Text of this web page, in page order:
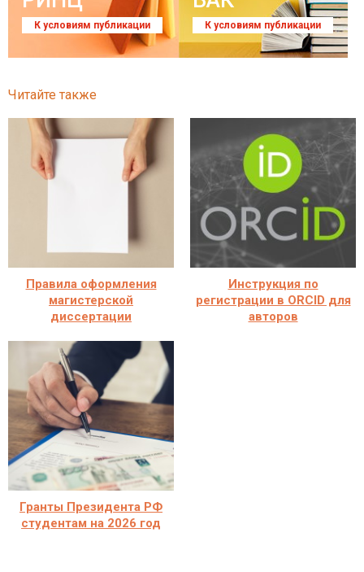
К условиям публикации К условиям публикации
Читайте также
Правила оформления
магистерской
диссертации
Инструкция по
регистрации в ORCID для
авторов
Гранты Президента РФ
студентам на 2026 год